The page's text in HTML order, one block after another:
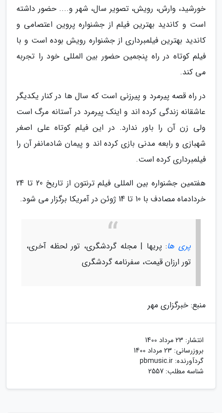
خورشید، وارش، رویش، تصویر سال، شهر و.... حضور داشته
است و کاندید بهترین فیلم از جشنواره پروین اعتصامی و
کاندید بهترین فیلمبرداری از جشنواره رویش بوده است و با
فیلم کوتاه در راه پنجمین حضور بین المللی خود را تجربه
می کند.
در راه قصه پیرمرد و پیرزنی است که سال ها در کنار یکدیگر
عاشقانه زندگی کرده اند و اینک پیرمرد در آستانه مرگ است
ولی زن آن را باور ندارد. در این فیلم کوتاه علی اصغر
شهبازی و رابعه مدنی بازی کرده اند و پیمان شادمانفر آن را
فیلمبرداری کرده است.
هفتمین جشنواره بین المللی فیلم ترنتون از تاریخ 20 تا 24
خردادماه مصادف با 10 تا 14 ژوئن در آمریکا برگزار می شود.
پری ها: پریها | مجله گردشگری، تور لحظه آخری،
تور ارزان قیمت، سفرنامه گردشگری
منبع: خبرگزاری مهر
انتشار: 23 مرداد 1400
بروزرسانی: 23 مرداد 1400
گردآورنده: pbmusic.ir
شناسه مطلب: 2557